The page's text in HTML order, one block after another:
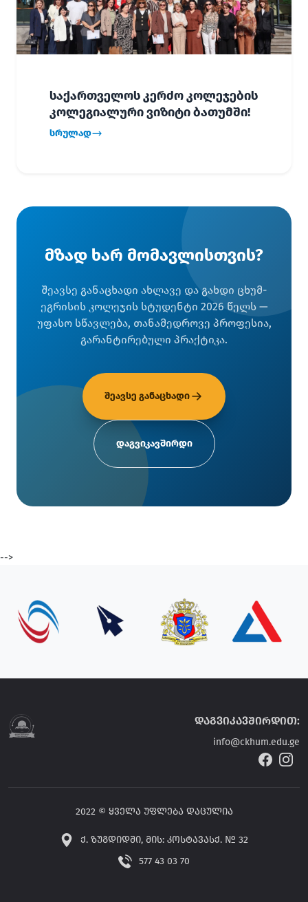
საქართველოს კერძო კოლეჯების
კოლეგიალური ვიზიტი ბათუმში!
სრულად
მზად ხარ მომავლისთვის?
შეავსე განაცხადი ახლავე და გახდი ცხუმ-
ეგრისის კოლეჯის სტუდენტი 2026 წელს —
უფასო სწავლება, თანამედროვე პროფესია,
გარანტირებული პრაქტიკა.
შეავსე განაცხადი
დაგვიკავშირდი
-->
დაგვიკავშირდით:
info@ckhum.edu.ge
2022 © ყველა უფლება დაცულია
ქ. ზუგდიდში, მის: კოსტავასქ. № 32
577 43 03 70